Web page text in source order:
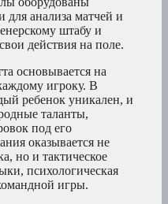
анализа матчей и
штабу и
действия на поле.
основывается на
игроку. В
ребенок уникален, и
таланты,
под его
оказывается не
но и тактическое
психологическая
игры.